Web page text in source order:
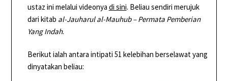
ustaz ini melalui videonya di sini. Beliau sendiri merujuk
dari kitab al-Jauharul al-Mauhub – Permata Pemberian
Yang Indah.
Berikut ialah antara intipati 51 kelebihan berselawat yang
dinyatakan beliau: